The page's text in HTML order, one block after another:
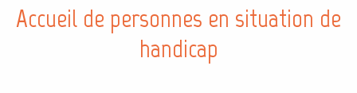
Accueil de personnes en situation de
handicap